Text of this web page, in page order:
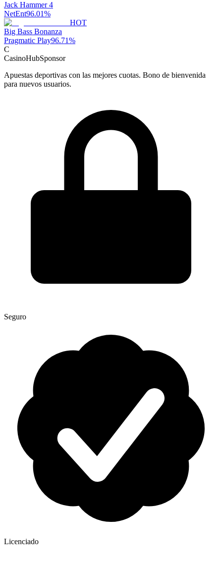
Jack Hammer 4
NetEnt96.01%
HOT
Big Bass Bonanza
Pragmatic Play96.71%
C
CasinoHubSponsor
Apuestas deportivas con las mejores cuotas. Bono de bienvenida
para nuevos usuarios.
Seguro
Licenciado